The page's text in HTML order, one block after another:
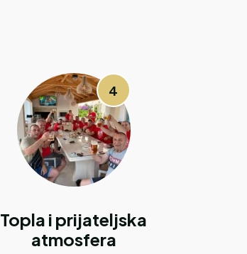
4
Topla i prijateljska
atmosfera